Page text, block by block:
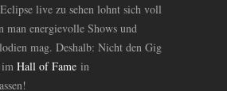
live zu sehen lohnt sich voll
man energievolle Shows und
mag. Deshalb: Nicht den Gig
Hall of Fame in